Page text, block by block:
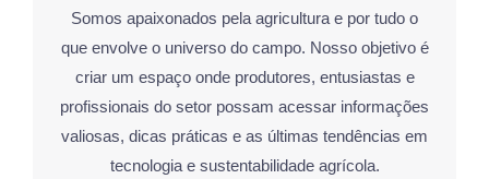
Somos apaixonados pela agricultura e por tudo o
que envolve o universo do campo. Nosso objetivo é
criar um espaço onde produtores, entusiastas e
profissionais do setor possam acessar informações
valiosas, dicas práticas e as últimas tendências em
tecnologia e sustentabilidade agrícola.